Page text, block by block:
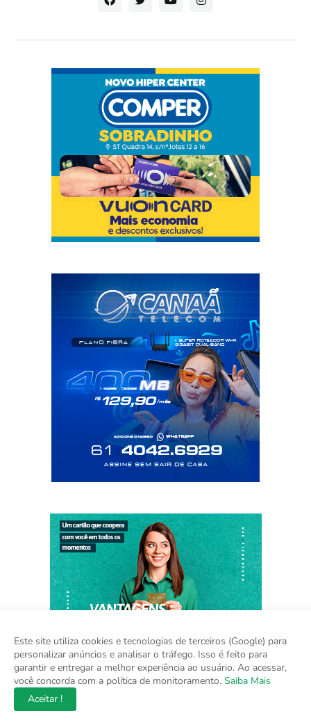
Este site utiliza cookies e tecnologias de terceiros (Google) para
personalizar anúncios e analisar o tráfego. Isso é feito para
garantir e entregar a melhor experiência ao usuário. Ao acessar,
você concorda com a política de monitoramento. Saiba Mais
Aceitar !